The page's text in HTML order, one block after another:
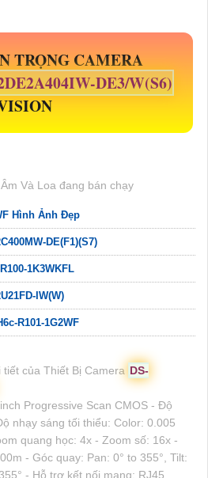
TRỌNG CAMERA
DE3/W(S6)
Và Loa đang bán chạy
Hình Ảnh Đẹp
DE(F1)(S7)
1K3WKFL
IW(W)
R101-1G2WF
của Thiết Bị Camera DS-
Progressive Scan CMOS - Độ
nhạy sáng tối thiểu: Color: 0.005
quang học: 4x - Zoom số: 16x -
- Góc quay: Pan: 0° to 355°, Tilt:
- Hỗ trợ kết nối mạng: RJ45